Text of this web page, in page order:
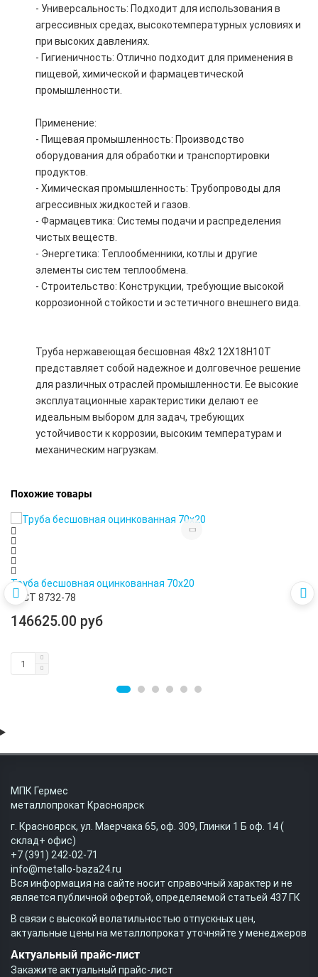
- Универсальность: Подходит для использования в
агрессивных средах, высокотемпературных условиях и
при высоких давлениях.
- Гигиеничность: Отлично подходит для применения в
пищевой, химической и фармацевтической
промышленности.
Применение:
- Пищевая промышленность: Производство
оборудования для обработки и транспортировки
продуктов.
- Химическая промышленность: Трубопроводы для
агрессивных жидкостей и газов.
- Фармацевтика: Системы подачи и распределения
чистых веществ.
- Энергетика: Теплообменники, котлы и другие
элементы систем теплообмена.
- Строительство: Конструкции, требующие высокой
коррозионной стойкости и эстетичного внешнего вида.
Труба нержавеющая бесшовная 48х2 12Х18Н10Т
представляет собой надежное и долговечное решение
для различных отраслей промышленности. Ее высокие
эксплуатационные характеристики делают ее
идеальным выбором для задач, требующих
устойчивости к коррозии, высоким температурам и
механическим нагрузкам.
Похожие товары
Труба бесшовная оцинкованная 70х20
ГОСТ 8732-78
146625.00 руб
МПК Гермес
металлопрокат Красноярск
г. Красноярск, ул. Маерчака 65, оф. 309, Глинки 1 Б оф. 14 (
склад+ офис)
+7 (391) 242-02-71
info@metallo-baza24.ru
Вся информация на сайте носит справочный характер и не
является публичной офертой, определяемой статьей 437 ГК
В связи с высокой волатильностью отпускных цен,
актуальные цены на металлопрокат уточняйте у менеджеров
Актуальный прайс-лист
Закажите актуальный прайс-лист